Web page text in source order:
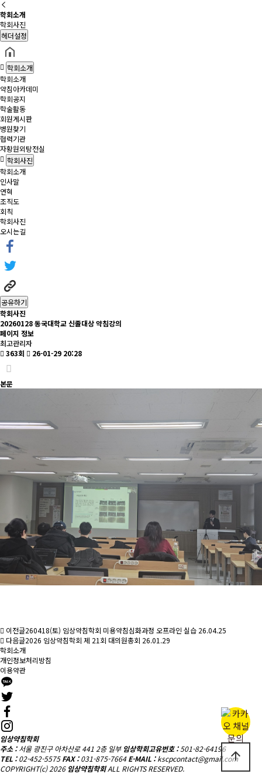
학회소개
학회사진
헤더설정
학회소개
학회소개
약침아카데미
학회공지
학술활동
회원게시판
병원찾기
협력기관
자황원외탕전실
학회사진
학회소개
인사말
연혁
조직도
회칙
학회사진
오시는길
공유하기
학회사진
20260128 동국대학교 신졸대상 약침강의
페이지 정보
최고관리자
363회
26-01-29 20:28
본문
이전글260418(토) 임상약침학회 미용약침심화과정 오프라인 실습 26.04.25
다음글2026 임상약침학회 제 21회 대의원총회 26.01.29
학회소개
개인정보처리방침
이용약관
임상약침학회
주소 :서울 광진구 아차산로 441 2층 일부 임상학회고유번호 :501-82-64196
TEL :02-452-5575 FAX :031-875-7664 E-MAIL :kscpcontact@gmail.com
COPYRIGHT(c) 2026 임상약침학회ALL RIGHTS RESERVED.
arrow_upward